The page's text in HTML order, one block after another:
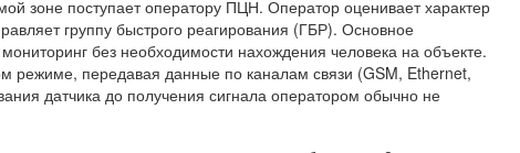
зоне поступает оператору ПЦН. Оператор оценивает характер
группу быстрого реагирования (ГБР). Основное
без необходимости нахождения человека на объекте.
режиме, передавая данные по каналам связи (GSM, Ethernet,
датчика до получения сигнала оператором обычно не